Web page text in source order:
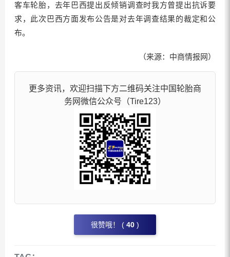
客车轮胎，去年巴西提出反倾销调查时我方曾提出抗诉要
求，此次巴西方面发布公告是对去年调查结果的裁定和公
布。
（来源：中商情报网）
更多资讯，欢迎扫描下方二维码关注中国轮胎商
务网微信公众号（Tire123）
很赞哦！ ( 40 )